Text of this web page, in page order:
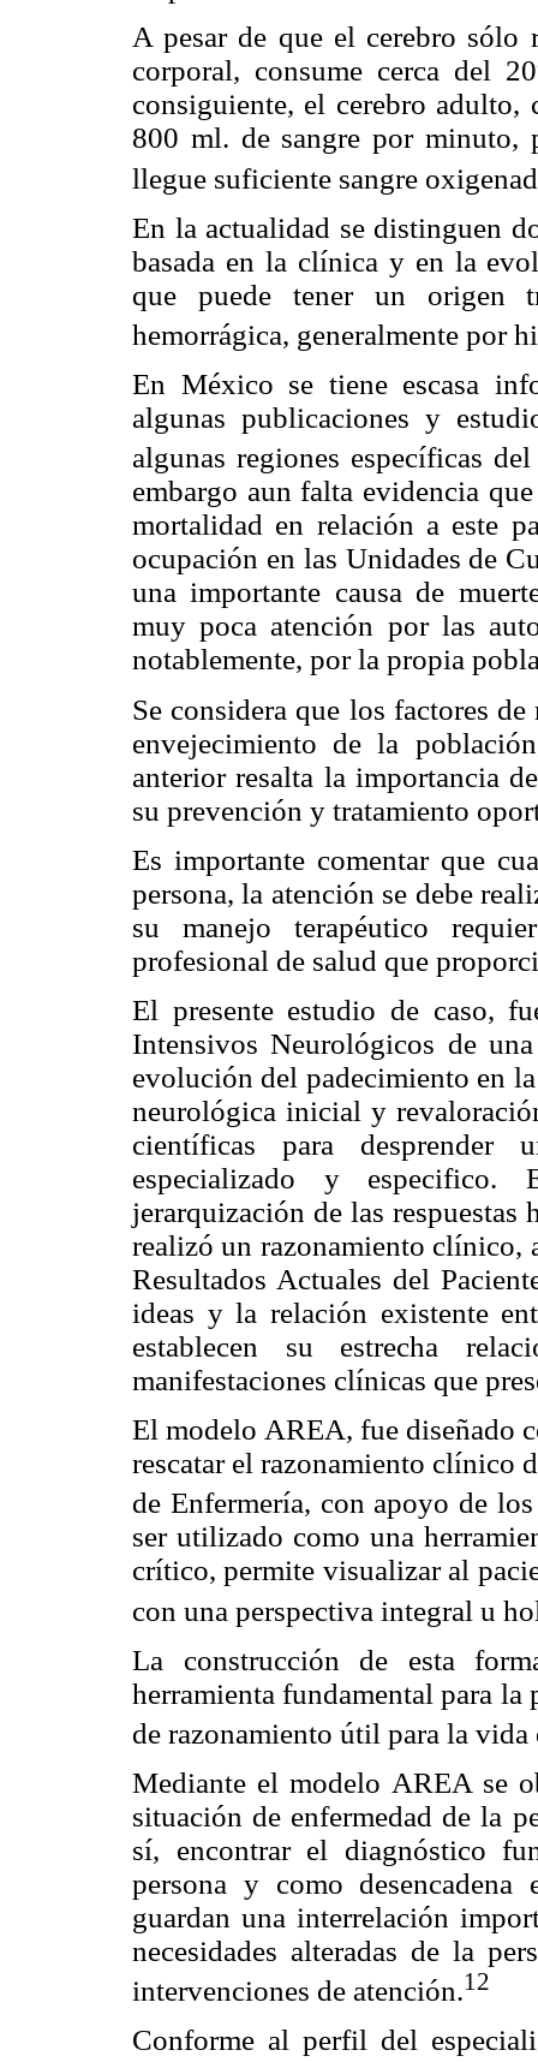
A pesar de que el cerebro sólo
corporal, consume cerca del
consiguiente, el cerebro
800 ml. de sangre por minuto,
llegue suficiente sangre
En la actualidad se distinguen
basada en la clínica y en la
que puede tener un origen
hemorrágica, generalmente por
En México se tiene escasa
algunas publicaciones y
algunas regiones específicas
embargo aun falta evidencia
mortalidad en relación a este
ocupación en las Unidades de
una importante causa de
muy poca atención por las
notablemente, por la propia
Se considera que los factores
envejecimiento de la
anterior resalta la importancia
su prevención y tratamiento
Es importante comentar que
persona, la atención se debe
su manejo terapéutico
profesional de salud que
El presente estudio de caso,
Intensivos Neurológicos de
evolución del padecimiento en
neurológica inicial y
científicas para desprender
especializado y
jerarquización de las respuestas
realizó un razonamiento
Resultados Actuales del
ideas y la relación existente
establecen su estrecha
manifestaciones clínicas que
El modelo AREA, fue diseñado
rescatar el razonamiento clínico
de Enfermería, con apoyo de
ser utilizado como una
crítico, permite visualizar al
con una perspectiva integral u
La construcción de esta
herramienta fundamental para la
de razonamiento útil para la vida
Mediante el modelo AREA se
situación de enfermedad de la
sí, encontrar el diagnóstico
persona y como
guardan una interrelación
necesidades alteradas de la
intervenciones de atención.12
Conforme al perfil del